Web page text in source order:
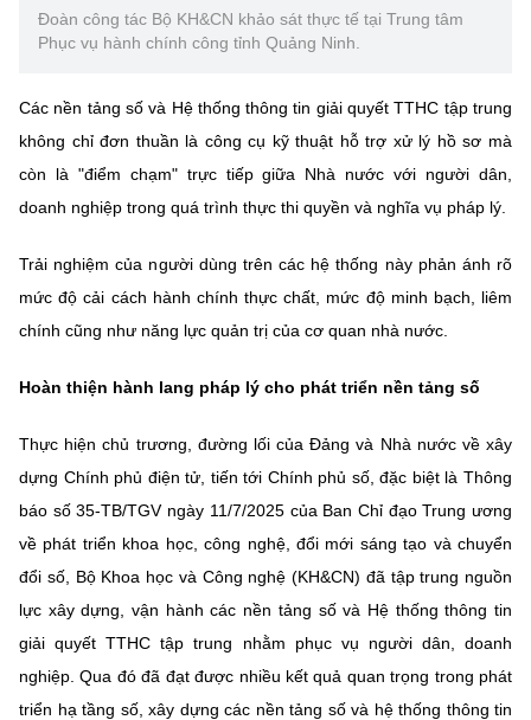
Chọn ngôn ngữ
BỘ KHOA HỌC VÀ CÔNG NGHỆ
MINISTRY OF SCIENCE AND TECHNOLOGY
Giám đốc Trung tâm Truyền thông Khoa học và Công nghệ.
Điện thoại: 024 3936 9506
Email:stc@mst.gov.vn
©2026 Bản quyền thuộc Bộ Khoa Học và Công Nghệ
(Ghi rõ nguồn "https://mst.gov.vn" khi phát hành lại thông tin từ
Đoàn công tác Bộ KH&CN khảo sát thực tế tại Trung tâm
Phục vụ hành chính công tỉnh Quảng Ninh.
Các nền tảng số và Hệ thống thông tin giải quyết TTHC tập trung
không chỉ đơn thuần là công cụ kỹ thuật hỗ trợ xử lý hồ sơ mà
còn là "điểm chạm" trực tiếp giữa Nhà nước với người dân,
doanh nghiệp trong quá trình thực thi quyền và nghĩa vụ pháp lý.
Trải nghiệm của người dùng trên các hệ thống này phản ánh rõ
mức độ cải cách hành chính thực chất, mức độ minh bạch, liêm
chính cũng như năng lực quản trị của cơ quan nhà nước.
Hoàn thiện hành lang pháp lý cho phát triển nền tảng số
Thực hiện chủ trương, đường lối của Đảng và Nhà nước về xây
dựng Chính phủ điện tử, tiến tới Chính phủ số, đặc biệt là Thông
báo số 35-TB/TGV ngày 11/7/2025 của Ban Chỉ đạo Trung ương
về phát triển khoa học, công nghệ, đổi mới sáng tạo và chuyển
đổi số, Bộ Khoa học và Công nghệ (KH&CN) đã tập trung nguồn
lực xây dựng, vận hành các nền tảng số và Hệ thống thông tin
giải quyết TTHC tập trung nhằm phục vụ người dân, doanh
nghiệp. Qua đó đã đạt được nhiều kết quả quan trọng trong phát
triển hạ tầng số, xây dựng các nền tảng số và hệ thống thông tin